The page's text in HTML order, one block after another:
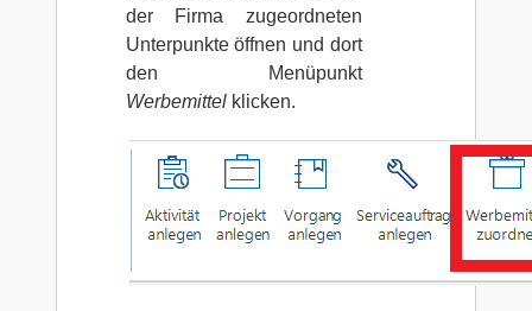
der Firma zugeordneten
Unterpunkte öffnen und dort
den Menüpunkt
Werbemittelklicken.